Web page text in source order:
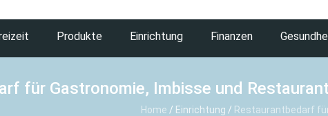
Produkte Einrichtung Finanzen
für Gastronomie, Imbisse und
Home / Einrichtung / Restaurantbedarf